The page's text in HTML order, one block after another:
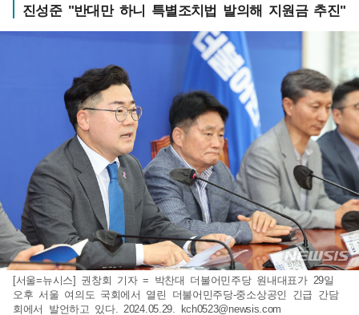
진성준 "반대만 하니 특별조치법 발의해 지원금 추진"
[서울=뉴시스] 권창회 기자 = 박찬대 더불어민주당 원내대표가 29일
오후 서울 여의도 국회에서 열린 더불어민주당-중소상공인 긴급 간담
회에서 발언하고 있다. 2024.05.29. kch0523@newsis.com